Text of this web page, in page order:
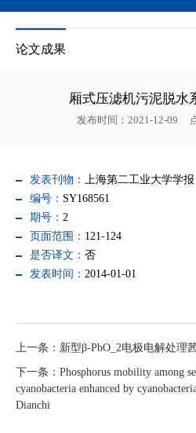
论文成果
厢式压滤机污泥脱水
发布时间：2021-12-09
发表刊物： 上海第二工业大学学报
编号： SY168561
期号： 2
页面范围： 121-124
是否译文： 否
发表时间： 2014-01-01
上一条：新型β-PbO_2电极电解处理
下一条：Phosphorus mobility among
cyanobacteria enhanced by
Dianchi